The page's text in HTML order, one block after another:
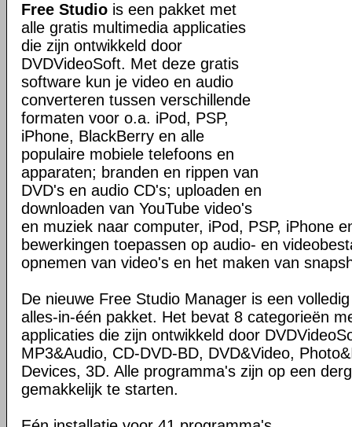
Free Studio is een pakket met
alle gratis multimedia applicaties
die zijn ontwikkeld door
DVDVideoSoft. Met deze gratis
software kun je video en audio
converteren tussen verschillende
formaten voor o.a. iPod, PSP,
iPhone, BlackBerry en alle
populaire mobiele telefoons en
apparaten; branden en rippen van
DVD's en audio CD's; uploaden en
downloaden van YouTube video's
en muziek naar computer, iPod, PSP, iPhone
bewerkingen toepassen op audio- en
opnemen van video's en het maken van
De nieuwe Free Studio Manager is een
alles-in-één pakket. Het bevat 8 categorieën
applicaties die zijn ontwikkeld door
MP3&Audio, CD-DVD-BD, DVD&Video,
Devices, 3D. Alle programma's zijn op een
gemakkelijk te starten.